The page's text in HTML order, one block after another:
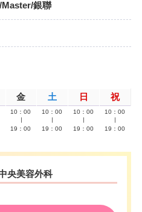
銀聯
金 土 日 祝
10：00
19：00
10：00
19：00
10：00
19：00
10：00
19：00
央美容外科